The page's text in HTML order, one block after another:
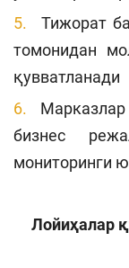
Тижорат
томонидан
қувватланади
бизнес
мониторинги
Лойиҳалар